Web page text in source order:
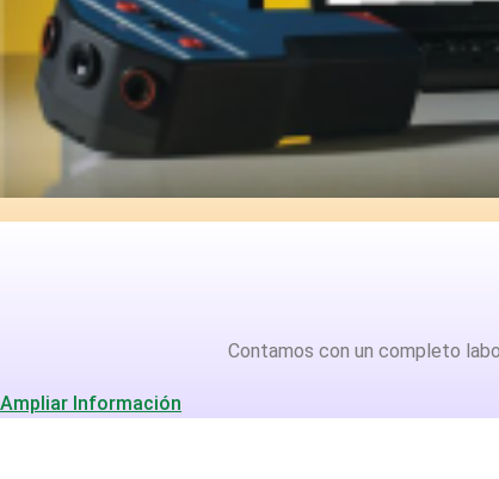
Contamos con un completo
Ampliar Información